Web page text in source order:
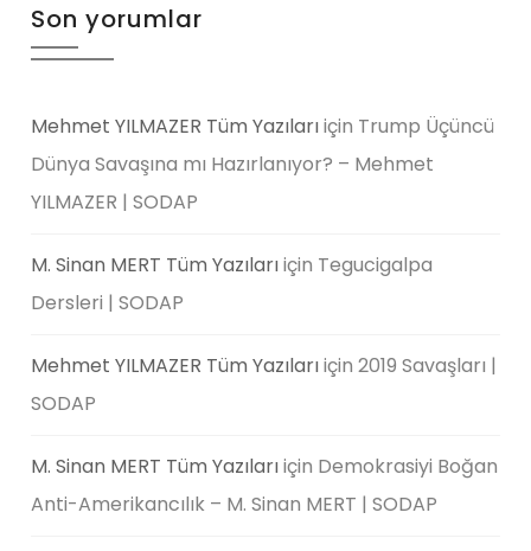
Son yorumlar
Mehmet YILMAZER Tüm Yazılarıiçin Trump Üçüncü
Dünya Savaşına mı Hazırlanıyor? – Mehmet
YILMAZER | SODAP
M. Sinan MERT Tüm Yazılarıiçin Tegucigalpa
Dersleri | SODAP
Mehmet YILMAZER Tüm Yazılarıiçin2019 Savaşları |
SODAP
M. Sinan MERT Tüm Yazılarıiçin Demokrasiyi Boğan
Anti-Amerikancılık – M. Sinan MERT | SODAP